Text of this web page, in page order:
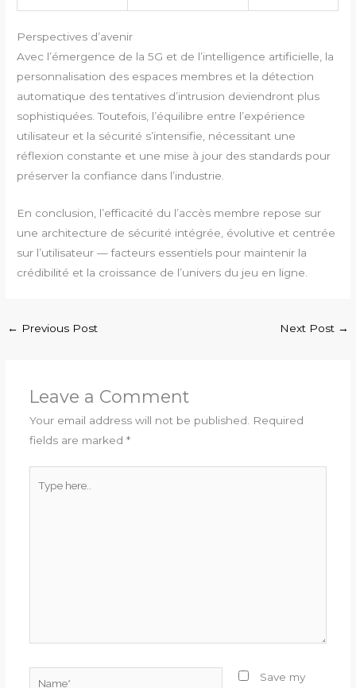
Perspectives d’avenir
Avec l’émergence de la 5G et de l’intelligence artificielle, la
personnalisation des espaces membres et la détection
automatique des tentatives d’intrusion deviendront plus
sophistiquées. Toutefois, l’équilibre entre l’expérience
utilisateur et la sécurité s’intensifie, nécessitant une
réflexion constante et une mise à jour des standards pour
préserver la confiance dans l’industrie.
En conclusion, l’efficacité du l’accès membre repose sur
une architecture de sécurité intégrée, évolutive et centrée
sur l’utilisateur — facteurs essentiels pour maintenir la
crédibilité et la croissance de l’univers du jeu en ligne.
← Previous Post Next Post →
Leave a Comment
Your email address will not be published.
Required
fields are marked *
here..
Save my